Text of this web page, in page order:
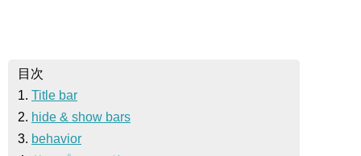
目次
1. Title bar
2. hide & show bars
3. behavior